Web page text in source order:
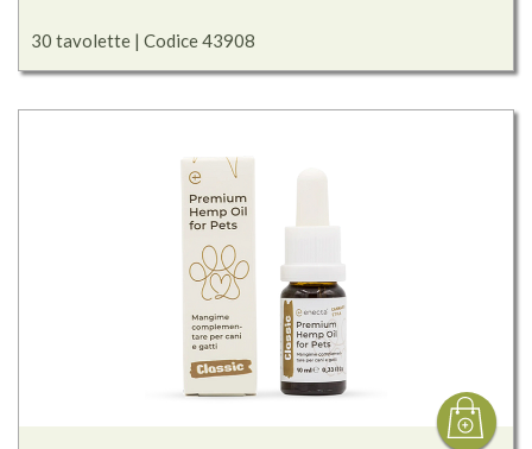
30 tavolette | Codice 43908